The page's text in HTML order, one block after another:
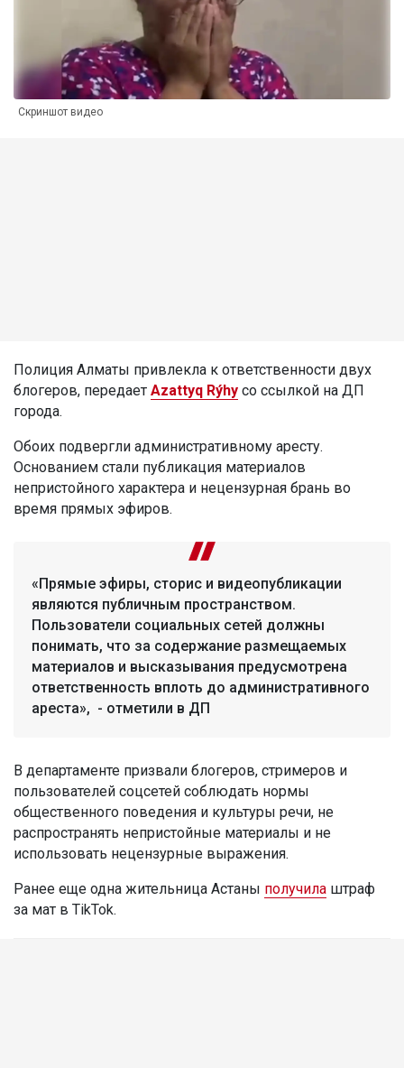
Скриншот видео
Полиция Алматы привлекла к ответственности двух
блогеров, передает Azattyq Rýhy со ссылкой на ДП
города.
Обоих подвергли административному аресту.
Основанием стали публикация материалов
непристойного характера и нецензурная брань во
время прямых эфиров.
«Прямые эфиры, сторис и видеопубликации
являются публичным пространством.
Пользователи социальных сетей должны
понимать, что за содержание размещаемых
материалов и высказывания предусмотрена
ответственность вплоть до административного
ареста», - отметили в ДП
В департаменте призвали блогеров, стримеров и
пользователей соцсетей соблюдать нормы
общественного поведения и культуры речи, не
распространять непристойные материалы и не
использовать нецензурные выражения.
Ранее еще одна жительница Астаны получила штраф
за мат в TikTok.